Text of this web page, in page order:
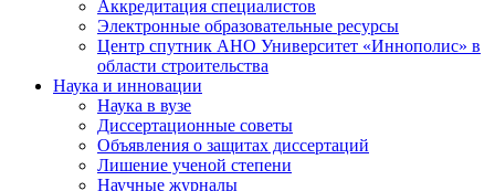
Аккредитация специалистов
Электронные образовательные ресурсы
Центр спутник АНО Университет «Иннополис» в
области строительства
Наука и инновации
Наука в вузе
Диссертационные советы
Объявления о защитах диссертаций
Лишение ученой степени
Научные журналы